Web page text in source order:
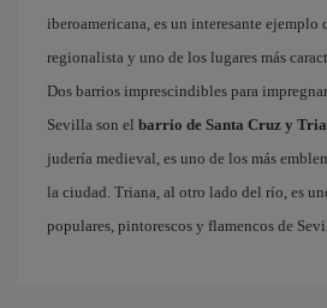
iberoamericana, es un interesante ejemplo
regionalista y uno de los lugares más
Dos barrios imprescindibles para
Sevilla son el barrio de Santa Cruz y
judería medieval, es uno de los más
la ciudad. Triana, al otro lado del río, es
populares, pintorescos y flamencos de